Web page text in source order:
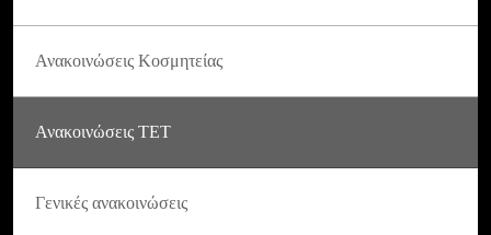
Ανακοινώσεις Κοσμητείας
Ανακοινώσεις ΤΕΤ
Γενικές ανακοινώσεις